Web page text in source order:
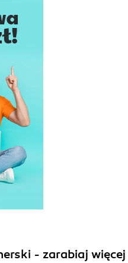
- zarabiaj więcej